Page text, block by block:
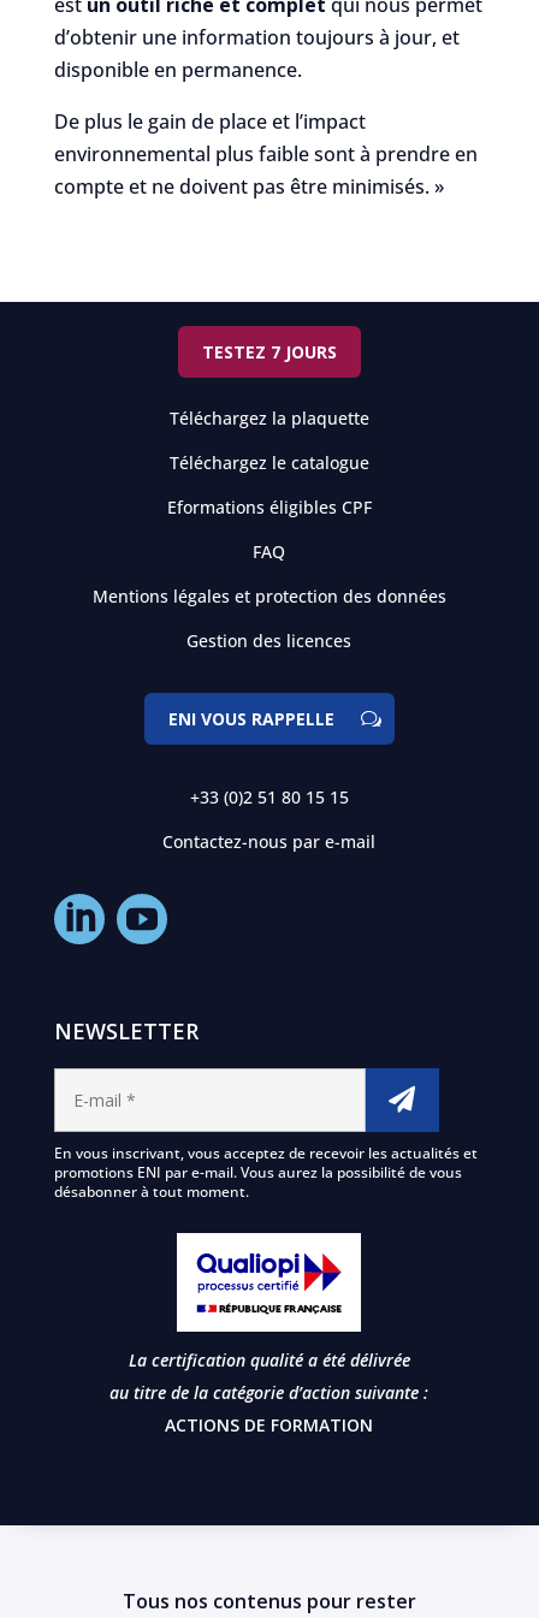
d’obtenir une information toujours à jour, et
disponible en permanence.
De plus le gain de place et l’impact
environnemental plus faible sont à prendre en
compte et ne doivent pas être minimisés. »
TESTEZ 7 JOURS
Téléchargez la plaquette
Téléchargez le catalogue
Eformations éligibles CPF
FAQ
Mentions légales et protection des données
Gestion des licences
ENI VOUS RAPPELLE
+33 (0)2 51 80 15 15
Contactez-nous par e-mail
NEWSLETTER
En vous inscrivant, vous acceptez de recevoir les actualités et
promotions ENI par e-mail. Vous aurez la possibilité de vous
désabonner à tout moment.
La certification qualité a été délivrée
au titre de la catégorie d’action suivante :
ACTIONS DE FORMATION
Tous nos contenus pour rester